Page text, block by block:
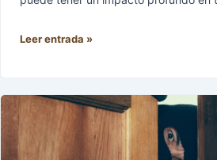
Leer entrada »
Hurto